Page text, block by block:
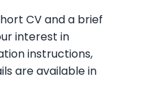
CV and a brief
interest in
instructions,
are available in